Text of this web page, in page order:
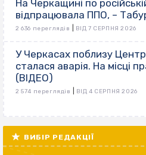
На Черкащині по
відпрацювала ППО, –
2 636 переглядів ВІД 7 СЕРПНЯ 2026
У Черкасах поблизу
сталася аварія. На місці
(ВІДЕО)
2 574 переглядів ВІД 4 СЕРПНЯ 2026
ВИБІР РЕДАКЦІЇ